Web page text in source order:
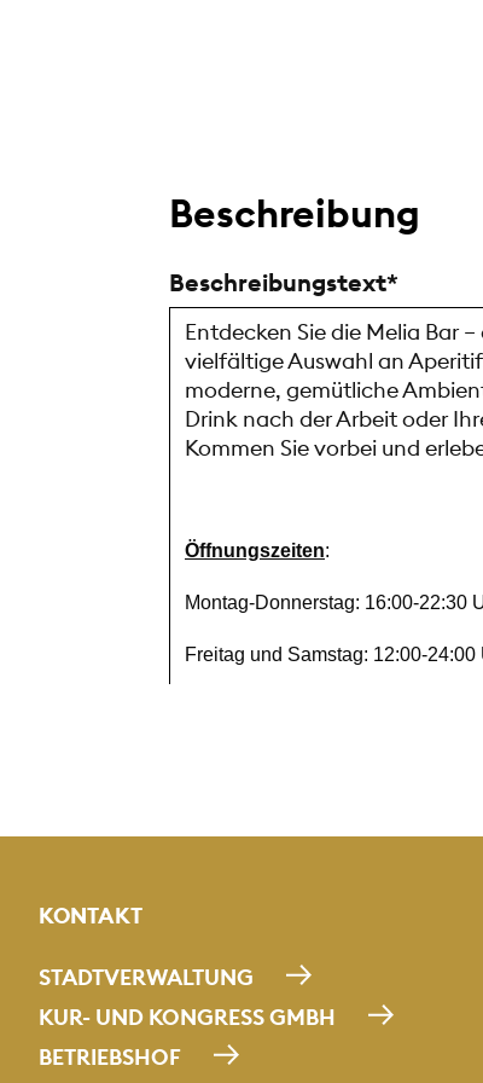
Beschreibung
Beschreibungstext
Entdecken Sie die Melia Bar
vielfältige Auswahl an
moderne, gemütliche
Drink nach der Arbeit oder
Kommen Sie vorbei und
Öffnungszeiten:
Montag-Donnerstag: 16:00-22:30
Freitag und Samstag: 12:00-24:00
Bilder
KONTAKT
STADTVERWALTUNG
KUR- UND KONGRESS GMBH
BETRIEBSHOF